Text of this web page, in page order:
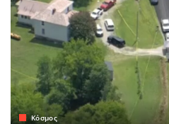
Κόσμος